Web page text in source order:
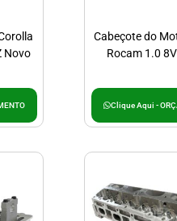
Novo
Cabeçote do
Rocam 1.0
Clique Aqui -